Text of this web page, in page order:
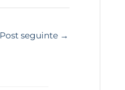
Post seguinte →